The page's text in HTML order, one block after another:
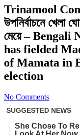
Trinamool
উপনির্বাচনে খেলা
মেয়ে – Bengali
has fielded
of Mamata in
election
No Comments